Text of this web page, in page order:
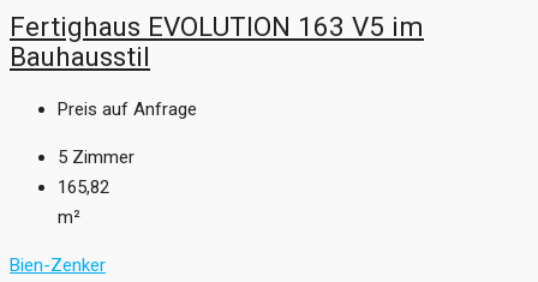
Fertighaus EVOLUTION 163 V5 im
Bauhausstil
Preis auf Anfrage
5 Zimmer
165,82
m²
Bien-Zenker